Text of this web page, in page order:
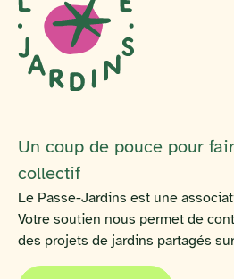
Un coup de pouce pour
collectif
Le Passe-Jardins est une
Votre soutien nous permet de
des projets de jardins partagés